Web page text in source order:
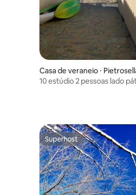
Casa de veraneio ⋅
10 estúdio 2 pessoas lado
Superhost
Superhost